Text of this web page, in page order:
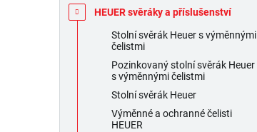
HEUER svěráky a příslušenství
Stolní svěrák Heuer s výměnnými
čelistmi
Pozinkovaný stolní svěrák Heuer
s výměnnými čelistmi
Stolní svěrák Heuer
Výměnné a ochranné čelisti
HEUER